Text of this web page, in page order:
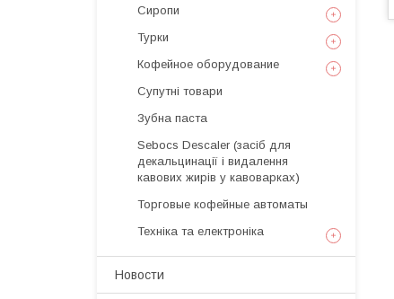
Сиропи
Турки
Кофейное оборудование
Супутні товари
Зубна паста
Sebocs Descaler (засіб для
декальцинації і видалення
кавових жирів у кавоварках)
Торговые кофейные автоматы
Техніка та електроніка
Новости